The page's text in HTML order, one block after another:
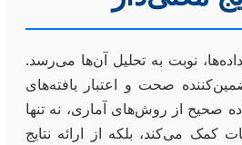
نوبت به تحلیل آن‌ها می‌رسد.
صحت و اعتبار یافته‌های
صحیح از روش‌های آماری، نه تنها
کمک می‌کند، بلکه از ارائه نتایج